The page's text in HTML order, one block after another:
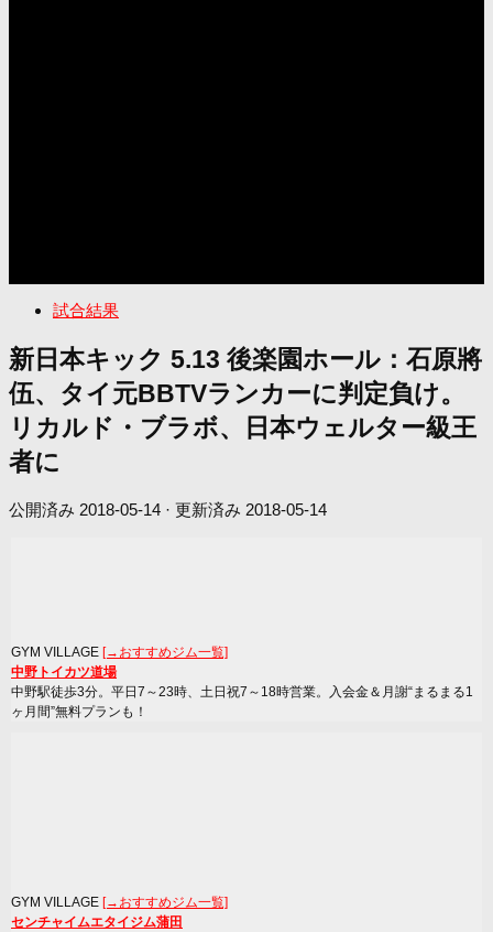
試合結果
新日本キック 5.13 後楽園ホール：石原將
伍、タイ元BBTVランカーに判定負け。
リカルド・ブラボ、日本ウェルター級王
者に
公開済み 2018-05-14 · 更新済み 2018-05-14
GYM VILLAGE [→おすすめジム一覧]
中野トイカツ道場
中野駅徒歩3分。平日7～23時、土日祝7～18時営業。入会金＆月謝“まるまる1
ヶ月間”無料プランも！
GYM VILLAGE [→おすすめジム一覧]
センチャイムエタイジム蒲田